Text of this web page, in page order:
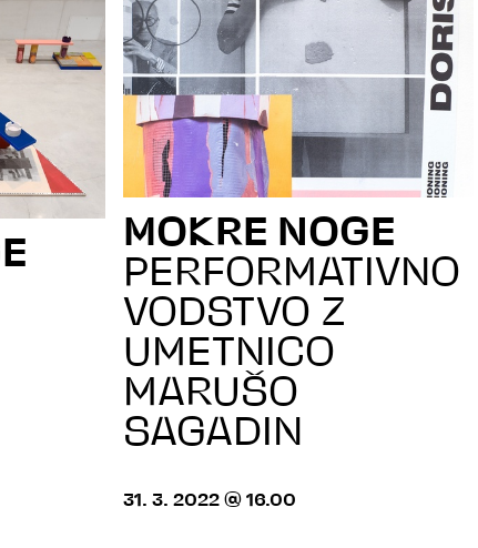
MOKRE NOGE
PERFORMATIVNO
VODSTVO Z
UMETNICO
MARUŠO
SAGADIN
31. 3. 2022 @ 16.00